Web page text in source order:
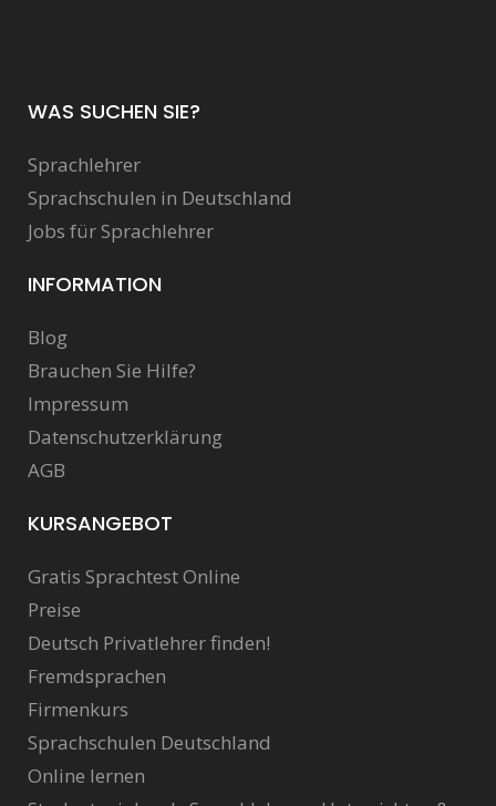
WAS SUCHEN SIE?
Sprachlehrer
Sprachschulen in Deutschland
Jobs für Sprachlehrer
INFORMATION
Blog
Brauchen Sie Hilfe?
Impressum
Datenschutzerklärung
AGB
KURSANGEBOT
Gratis Sprachtest Online
Preise
Deutsch Privatlehrer finden!
Fremdsprachen
Firmenkurs
Sprachschulen Deutschland
Online lernen